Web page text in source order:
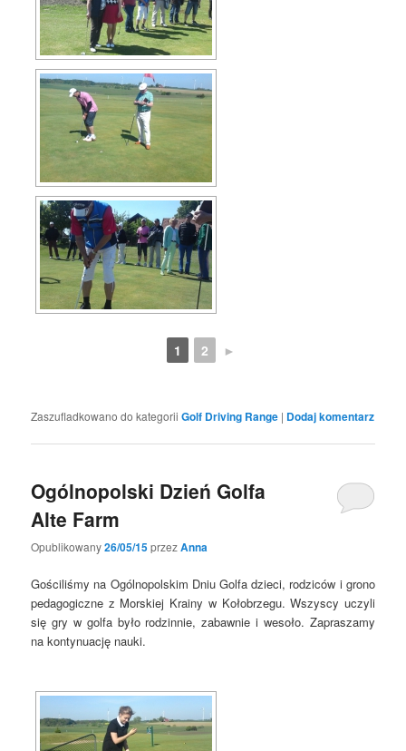
1 2 ►
Zaszufladkowano do kategorii Golf Driving Range | Dodaj komentarz
Ogólnopolski Dzień Golfa
Alte Farm
Opublikowany26/05/15przezAnna
Gościliśmy na Ogólnopolskim Dniu Golfa dzieci, rodziców i grono
pedagogiczne z Morskiej Krainy w Kołobrzegu. Wszyscy uczyli
się gry w golfa było rodzinnie, zabawnie i wesoło. Zapraszamy
na kontynuację nauki.